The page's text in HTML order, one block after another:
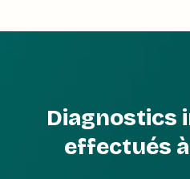
Diagnostics
effectués